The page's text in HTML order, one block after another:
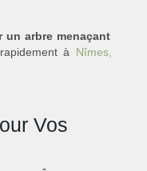
un arbre menaçant
à Nîmes,
Vos